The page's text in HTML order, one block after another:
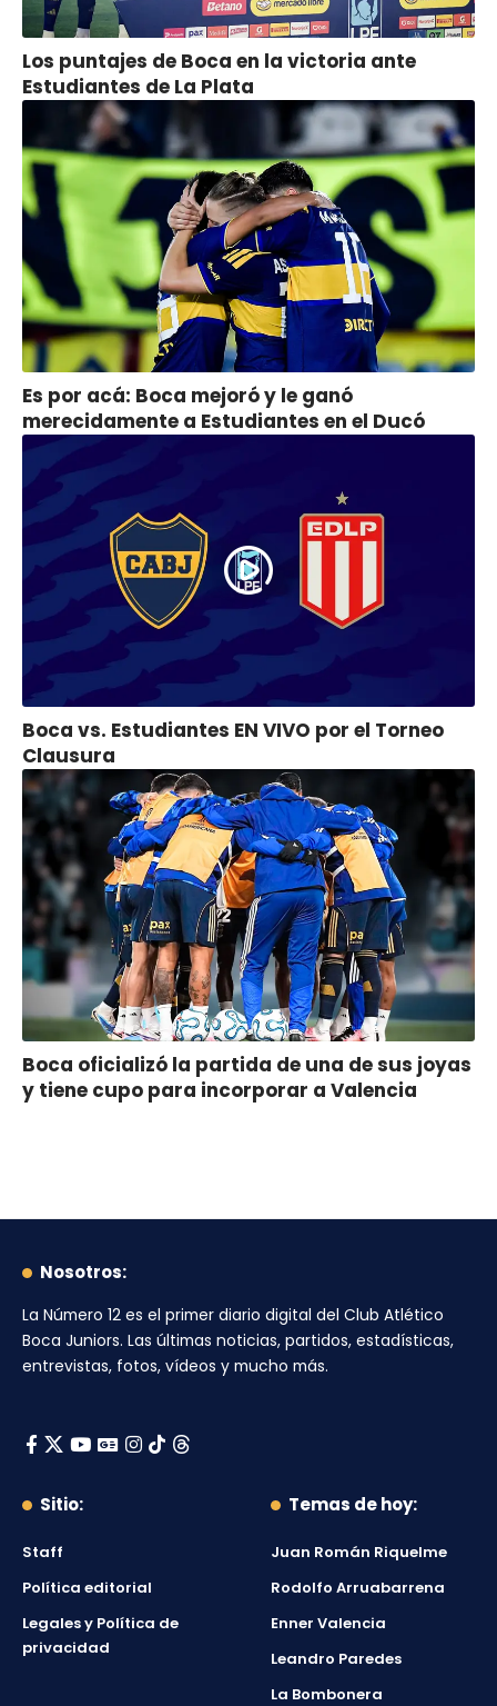
Los puntajes de Boca en la victoria ante
Estudiantes de La Plata
Es por acá: Boca mejoró y le ganó
merecidamente a Estudiantes en el Ducó
Boca vs. Estudiantes EN VIVO por el Torneo
Clausura
Boca oficializó la partida de una de sus joyas
y tiene cupo para incorporar a Valencia
Nosotros:
La Número 12 es el primer diario digital del Club Atlético
Boca Juniors. Las últimas noticias, partidos, estadísticas,
entrevistas, fotos, vídeos y mucho más.
Sitio:
Staff
Política editorial
Legales y Política de
privacidad
Temas de hoy:
Juan Román Riquelme
Rodolfo Arruabarrena
Enner Valencia
Leandro Paredes
La Bombonera